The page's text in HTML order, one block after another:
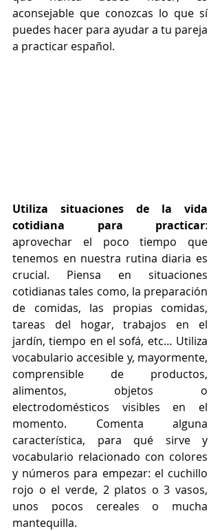
aconsejable que conozcas lo que sí
puedes hacer para ayudar a tu pareja
a practicar español.
Utiliza situaciones de la vida
cotidiana para practicar:
aprovechar el poco tiempo que
tenemos en nuestra rutina diaria es
crucial. Piensa en situaciones
cotidianas tales como, la preparación
de comidas, las propias comidas,
tareas del hogar, trabajos en el
jardín, tiempo en el sofá, etc… Utiliza
vocabulario accesible y, mayormente,
comprensible de productos,
alimentos, objetos o
electrodomésticos visibles en el
momento. Comenta alguna
característica, para qué sirve y
vocabulario relacionado con colores
y números para empezar: el cuchillo
rojo o el verde, 2 platos o 3 vasos,
unos pocos cereales o mucha
mantequilla.